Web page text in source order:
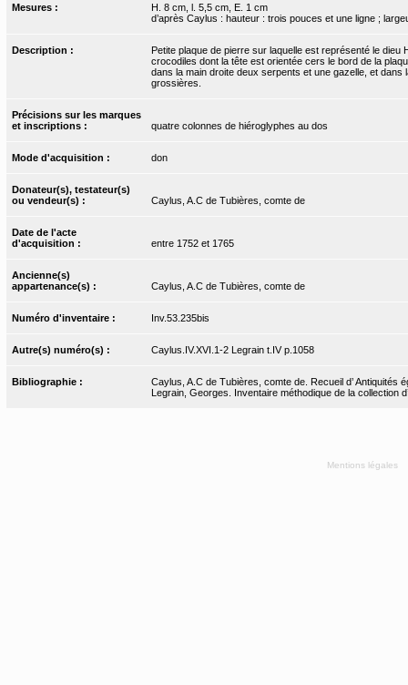
Mesures :
H. 8 cm, l. 5,5 cm, E. 1 cm
d’après Caylus : hauteur : trois pouces et une ligne ;
Description :
Petite plaque de pierre sur laquelle est représenté le
crocodiles dont la tête est orientée cers le bord de la
dans la main droite deux serpents et une gazelle, et
grossières.
Précisions sur les marques
et inscriptions :
quatre colonnes de hiéroglyphes au dos
Mode d'acquisition : don
Donateur(s), testateur(s)
ou vendeur(s) :
Caylus, A.C de Tubières, comte de
Date de l'acte
d'acquisition :
entre 1752 et 1765
Ancienne(s)
appartenance(s) :
Caylus, A.C de Tubières, comte de
Numéro d'inventaire : Inv.53.235bis
Autre(s) numéro(s) : Caylus.IV.XVI.1-2 Legrain t.IV p.1058
Bibliographie :
Caylus, A.C de Tubières, comte de. Recueil d’
Legrain, Georges. Inventaire méthodique de la collection
Mentions légales